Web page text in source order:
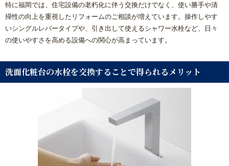
施工エリアから探す｜地域別リフォーム実績紹介
レンジフード（換気扇）リフォーム
エコジョーズ
特に福岡では、住宅設備の老朽化に伴う交換だけでなく、使い勝手や清
掃性の向上を重視したリフォームのご相談が増えています。操作しやす
いシングルレバータイプや、引き出して使えるシャワー水栓など、日々
の使いやすさを高める設備への関心が高まっています。
洗面化粧台の水栓を交換することで得られるメリット